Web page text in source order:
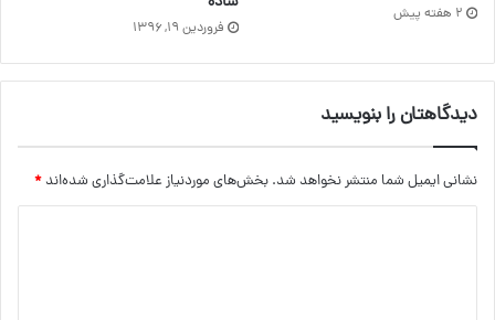
2 هفته پیش
فروردین ۱۹, ۱۳۹۶
دیدگاهتان را بنویسید
نشانی ایمیل شما منتشر نخواهد شد. بخش‌های موردنیاز علامت‌گذاری شده‌اند *